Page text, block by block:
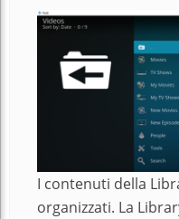
I contenuti della
organizzati. La